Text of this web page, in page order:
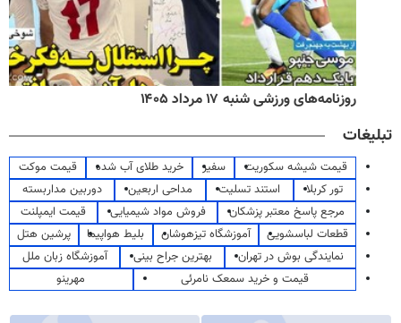
روزنامه‌های ورزشی شنبه ۱۷ مرداد ۱۴۰۵
تبلیغات
قیمت شیشه سکوریت سفیر خرید طلای آب شده
قیمت موکت
تور کربلا
استند تسلیت مداحی اربعین
دوربین مداربسته
مرجع پاسخ معتبر پزشکان
فروش مواد شیمیایی
قیمت ایمپلنت
قطعات لباسشویی
آموزشگاه تیزهوشان بلیط هواپیما
پرشین هتل
نمایندگی بوش در تهران
بهترین جراح بینی
آموزشگاه زبان ملل
قیمت و خرید سمعک نامرئی
مهرینو